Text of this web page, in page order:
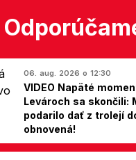
06. aug. 2026 o 12:30
VIDEO Napäté
Levároch sa skončili:
podarilo dať z trolejí
obnovená!